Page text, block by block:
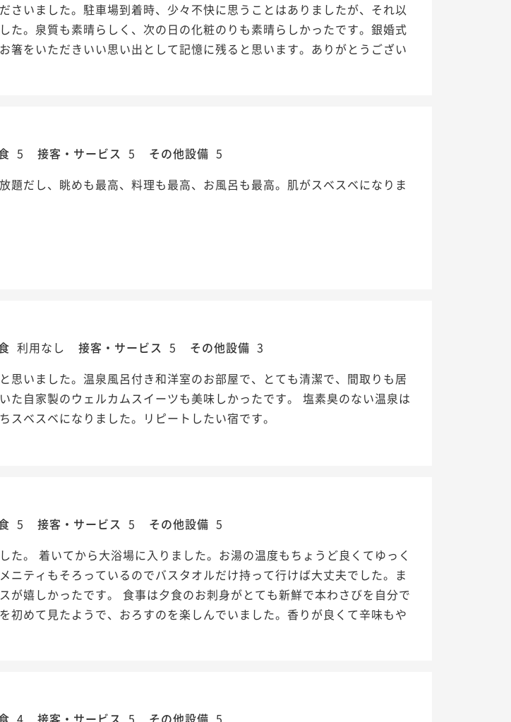
さいました。駐車場到着時、少々不快に思うことはありましたが、それ以
た。泉質も素晴らしく、次の日の化粧のりも素晴らしかったです。銀婚式
箸をいただきいい思い出として記憶に残ると思います。ありがとうござい
5 接客・サービス 5 その他設備 5
題だし、眺めも最高、料理も最高、お風呂も最高。肌がスベスベになりま
利用なし 接客・サービス 5 その他設備 3
思いました。温泉風呂付き和洋室のお部屋で、とても清潔で、間取りも居
た自家製のウェルカムスイーツも美味しかったです。 塩素臭のない温泉は
スベスベになりました。リピートしたい宿です。
5 接客・サービス 5 その他設備 5
た。 着いてから大浴場に入りました。お湯の温度もちょうど良くてゆっく
ニティもそろっているのでバスタオルだけ持って行けば大丈夫でした。ま
が嬉しかったです。 食事は夕食のお刺身がとても新鮮で本わさびを自分で
初めて見たようで、おろすのを楽しんでいました。香りが良くて辛味もや